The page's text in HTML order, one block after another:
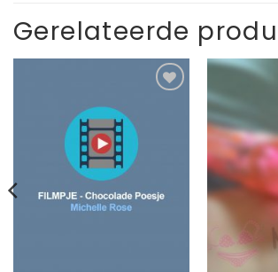
Gerelateerde